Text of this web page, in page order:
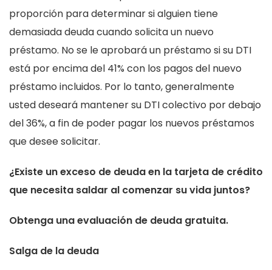
proporción para determinar si alguien tiene
demasiada deuda cuando solicita un nuevo
préstamo. No se le aprobará un préstamo si su DTI
está por encima del 41% con los pagos del nuevo
préstamo incluidos. Por lo tanto, generalmente
usted deseará mantener su DTI colectivo por debajo
del 36%, a fin de poder pagar los nuevos préstamos
que desee solicitar.
¿Existe un exceso de deuda en la tarjeta de crédito
que necesita saldar al comenzar su vida juntos?
Obtenga una evaluación de deuda gratuita.
Salga de la deuda